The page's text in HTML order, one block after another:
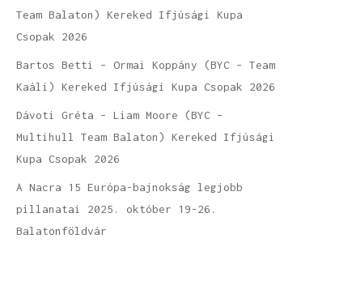
Team Balaton) Kereked Ifjúsági Kupa
Csopak 2026
Bartos Betti – Ormai Koppány (BYC – Team
Kaáli) Kereked Ifjúsági Kupa Csopak 2026
Dávoti Gréta – Liam Moore (BYC –
Multihull Team Balaton) Kereked Ifjúsági
Kupa Csopak 2026
A Nacra 15 Európa-bajnokság legjobb
pillanatai 2025. október 19-26.
Balatonföldvár